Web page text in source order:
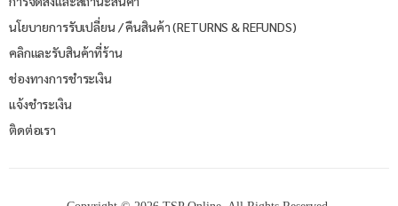
นโยบายการรับเปลี่ยน / คืนสินค้า (RETURNS & REFUNDS)
คลิกและรับสินค้าที่ร้าน
ช่องทางการชำระเงิน
แจ้งชำระเงิน
ติดต่อเรา